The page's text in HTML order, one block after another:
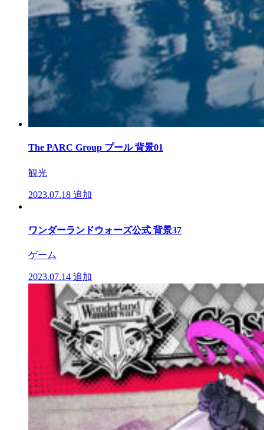
The PARC Group プール 背景01
観光
2023.07.18 追加
ワンダーランドウォーズ公式 背景37
ゲーム
2023.07.14 追加